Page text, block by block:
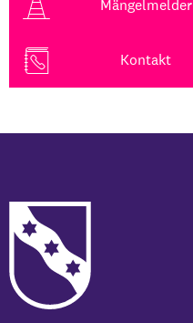
Mängelmelder
Kontakt